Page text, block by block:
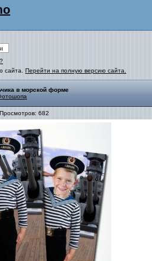
сайта. Перейти на полную версию сайта.
в морской форме
682